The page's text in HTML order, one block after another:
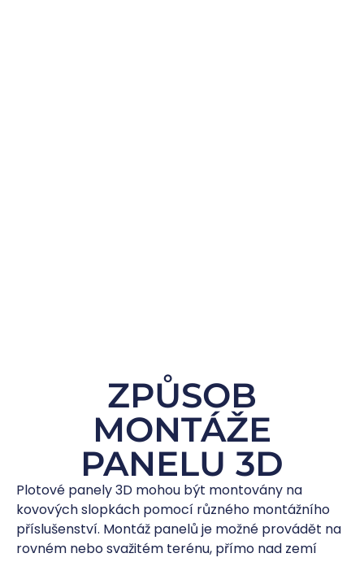
ZPŮSOB
MONTÁŽE
PANELU 3D
Plotové panely 3D mohou být montovány na
kovových slopkách pomocí různého montážního
příslušenství. Montáž panelů je možné provádět na
rovném nebo svažitém terénu, přímo nad zemí